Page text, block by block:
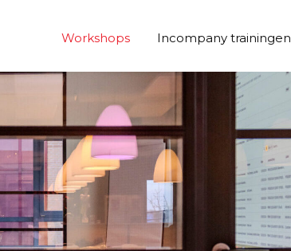
Workshops Incompany trainingen